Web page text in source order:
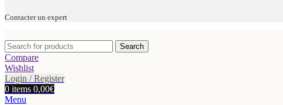
Contacter un expert
Search
Compare
Wishlist
Login / Register
0 items 0,00€
Menu